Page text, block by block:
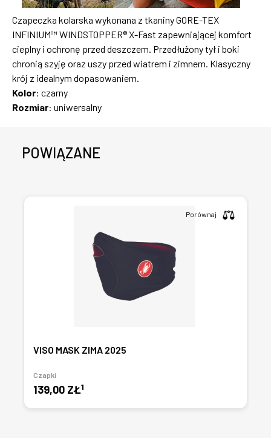
Czapeczka kolarska wykonana z tkaniny GORE-TEX
INFINIUM™ WINDSTOPPER® X-Fast zapewniającej komfort
cieplny i ochronę przed deszczem. Przedłużony tył i boki
chronią szyję oraz uszy przed wiatrem i zimnem. Klasyczny
krój z idealnym dopasowaniem.
Kolor: czarny
Rozmiar: uniwersalny
POWIĄZANE
VISO MASK ZIMA 2025
Czapki
139,00 ZŁ1
Porównaj